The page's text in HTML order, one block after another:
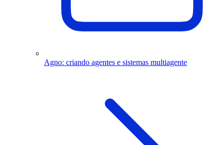
Agno: criando agentes e sistemas multiagente